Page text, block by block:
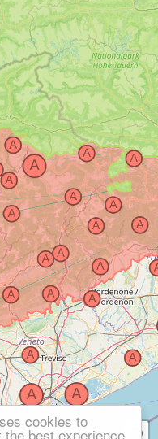
cookies to
the best experience